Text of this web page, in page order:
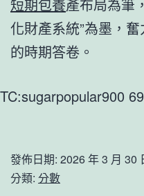
短期包養產布局為筆
化財產系統”為墨，
的時期答卷。
TC:sugarpopular900
發佈日期: 2026 年 3 月 30
分類: 分數